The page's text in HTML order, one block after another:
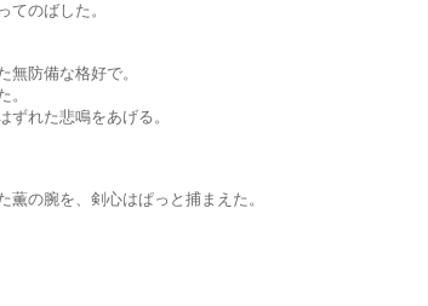
ばした。
備な格好で。
た悲鳴をあげる。
を、剣心はぱっと捕まえた。